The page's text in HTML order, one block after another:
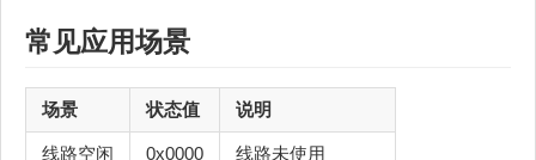
常见应用场景
场景 状态值 说明
线路空闲 0x0000 线路未使用